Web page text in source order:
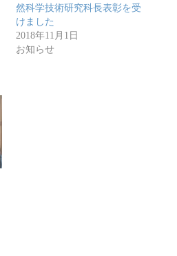
然科学技術研究科長表彰を受
けました
2018年11月1日
お知らせ